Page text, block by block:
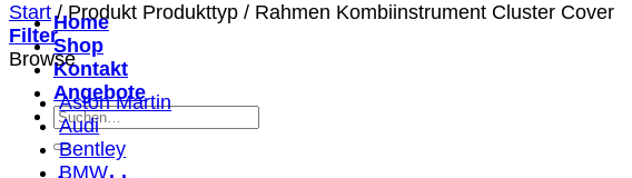
Home
Shop
Kontakt
Angebote
Suchen
nach:
Start /Produkt Produkttyp / Rahmen Kombiinstrument Cluster Cover
Filter
Browse
Aston Martin
Audi
Bentley
BMW